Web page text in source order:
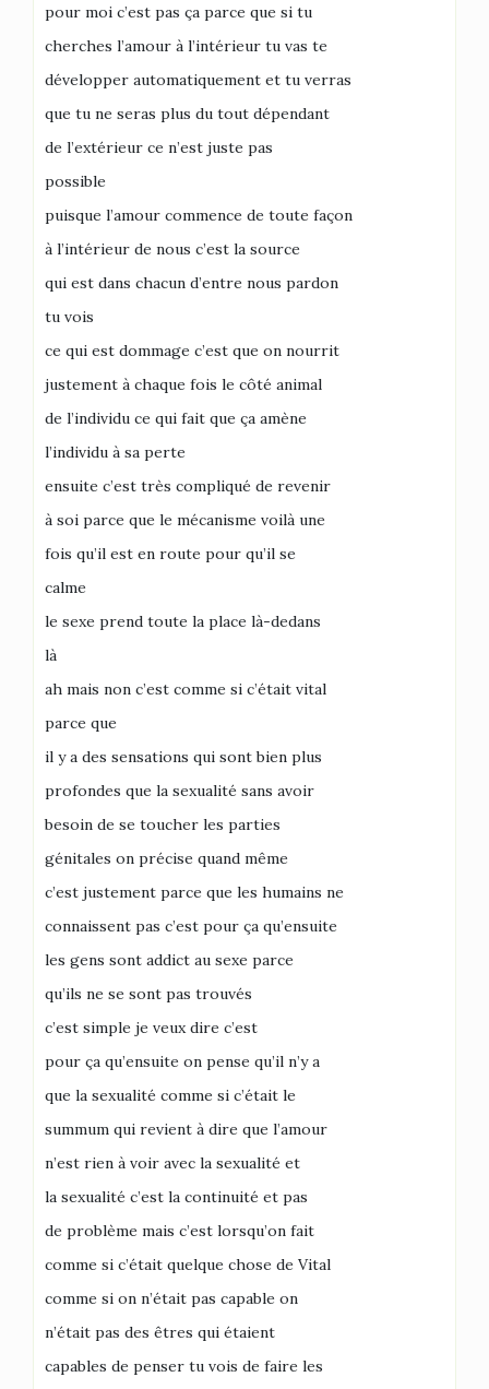
pour moi c’est pas ça parce que si tu
cherches l’amour à l’intérieur tu vas te
développer automatiquement et tu verras
que tu ne seras plus du tout dépendant
de l’extérieur ce n’est juste pas
possible
puisque l’amour commence de toute façon
à l’intérieur de nous c’est la source
qui est dans chacun d’entre nous pardon
tu vois
ce qui est dommage c’est que on nourrit
justement à chaque fois le côté animal
de l’individu ce qui fait que ça amène
l’individu à sa perte
ensuite c’est très compliqué de revenir
à soi parce que le mécanisme voilà une
fois qu’il est en route pour qu’il se
calme
le sexe prend toute la place là-dedans
là
ah mais non c’est comme si c’était vital
parce que
il y a des sensations qui sont bien plus
profondes que la sexualité sans avoir
besoin de se toucher les parties
génitales on précise quand même
c’est justement parce que les humains ne
connaissent pas c’est pour ça qu’ensuite
les gens sont addict au sexe parce
qu’ils ne se sont pas trouvés
c’est simple je veux dire c’est
pour ça qu’ensuite on pense qu’il n’y a
que la sexualité comme si c’était le
summum qui revient à dire que l’amour
n’est rien à voir avec la sexualité et
la sexualité c’est la continuité et pas
de problème mais c’est lorsqu’on fait
comme si c’était quelque chose de Vital
comme si on n’était pas capable on
n’était pas des êtres qui étaient
capables de penser tu vois de faire les